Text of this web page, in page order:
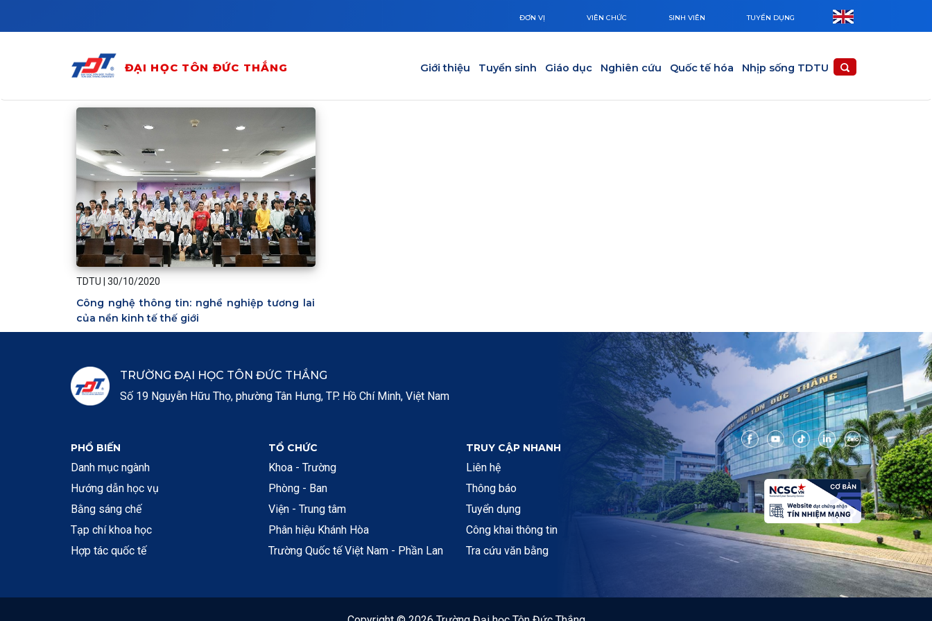
ĐƠN VỊ VIÊN CHỨC SINH VIÊN TUYỂN DỤNG
ĐẠI HỌC TÔN ĐỨC THẮNG Giới thiệu Tuyển sinh Giáo dục Nghiên cứu Quốc tế hóa Nhịp sống TDTU
TDTU 30/10/2020
Công nghệ thông tin: nghề nghiệp tương lai
của nền kinh tế thế giới
TRƯỜNG ĐẠI HỌC TÔN ĐỨC THẮNG
Số 19 Nguyễn Hữu Thọ, phường Tân Hưng, TP. Hồ Chí Minh, Việt Nam
PHỔ BIẾN
Danh mục ngành
Hướng dẫn học vụ
Bằng sáng chế
Tạp chí khoa học
Hợp tác quốc tế
TỔ CHỨC
Khoa - Trường
Phòng - Ban
Viện - Trung tâm
Phân hiệu Khánh Hòa
Trường Quốc tế Việt Nam - Phần Lan
TRUY CẬP NHANH
Liên hệ
Thông báo
Tuyển dụng
Công khai thông tin
Tra cứu văn bằng